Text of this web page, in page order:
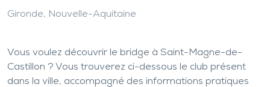
Gironde, Nouvelle-Aquitaine
Vous voulez découvrir le bridge à Saint-Magne-de-
Castillon ? Vous trouverez ci-dessous le club présent
dans la ville, accompagné des informations pratiques